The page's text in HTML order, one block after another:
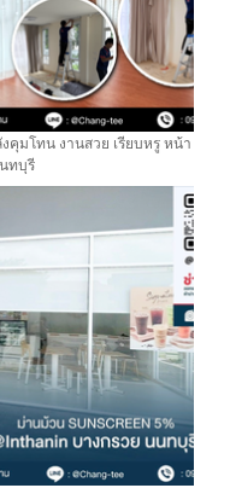
มโทน งานสวย เรียบหรู หน้า
ทบุรี